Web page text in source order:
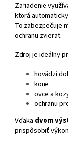
Zariadenie
ktorá
To zabezpečuje
ochranu zvierat.
Zdroj je ideálny
hovädzí
kone
ovce a
ochranu
Vďaka dvom
prispôsobiť